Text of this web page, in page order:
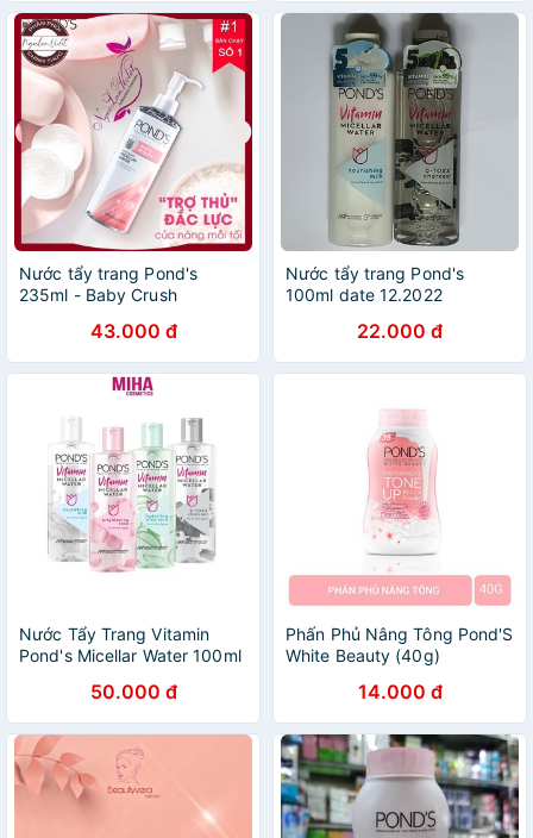
Nước tẩy trang Pond's
235ml - Baby Crush
43.000 đ
Nước tẩy trang Pond's
100ml date 12.2022
22.000 đ
Nước Tẩy Trang Vitamin
Pond's Micellar Water 100ml
50.000 đ
Phấn Phủ Nâng Tông Pond'S
White Beauty (40g)
14.000 đ